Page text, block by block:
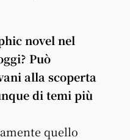
novel nel
Può
alla scoperta
di temi più
quello